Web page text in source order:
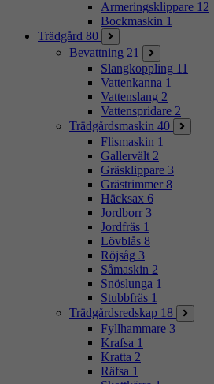
Armeringsklippare 12
Bockmaskin 1
Trädgård 80
Bevattning 21
Slangkoppling 11
Vattenkanna 1
Vattenslang 2
Vattenspridare 2
Trädgårdsmaskin 40
Flismaskin 1
Gallervält 2
Gräsklippare 3
Grästrimmer 8
Häcksax 6
Jordborr 3
Jordfräs 1
Lövblås 8
Röjsåg 3
Såmaskin 2
Snöslunga 1
Stubbfräs 1
Trädgårdsredskap 18
Fyllhammare 3
Krafsa 1
Kratta 2
Räfsa 1